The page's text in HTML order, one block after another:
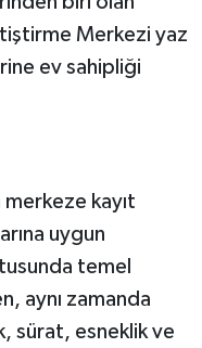
Merkezi yaz
ev sahipliği
merkeze kayıt
uygun
temel
aynı zamanda
sürat, esneklik ve